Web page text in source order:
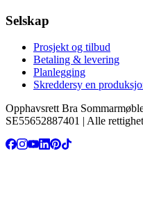
Selskap
Prosjekt og tilbud
Betaling & levering
Planlegging
Skreddersy en
Opphavsrett Bra
SE55652887401 | Alle